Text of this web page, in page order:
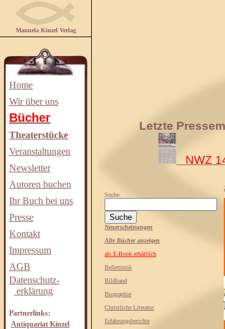
Manuela Kinzel Verlag
Home
Wir über uns
Bücher
Theaterstücke
Veranstaltungen
Newsletter
Autoren buchen
Ihr Buch bei uns
Presse
Kontakt
Impressum
AGB
Datenschutz-
erklärung
Partnerlinks:
Antiquariat Kinzel
Letzte
NWZ
Suche:
Neuerscheinungen
Alle Bücher anzeigen
als E-Book erhältlich
Belletristik
Bildband
Biographie
Christliche Literatur
Erfahrungsberichte